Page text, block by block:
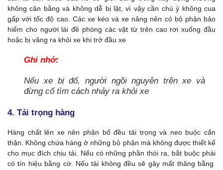
không cân bằng và không dễ bị lật, vì vậy cần chú ý không cua
gấp với tốc độ cao. Các xe kéo và xe nâng nên có bộ phận bảo
hiểm cho người lái đề phòng các vật từ trên cao rơi xuống đầu
hoặc bị văng ra khỏi xe khi trở đầu xe
Ghi nhớ:
Nếu xe bị đổ, người ngồi nguyên trên xe và
đừng cố tìm cách nhảy ra khỏi xe
4. Tải trọng hàng
Hàng chất lên xe nên phân bố đều tải trọng và neo buộc cẩn
thận. Không chứa hàng ở những bộ phận mà không được thiết kế
cho mục đích chịu tải. Nếu có những phần thòi ra, bắt buộc phải
có tín hiệu bằng cờ. Nếu tải không đều sẽ gây mất thăng bằng